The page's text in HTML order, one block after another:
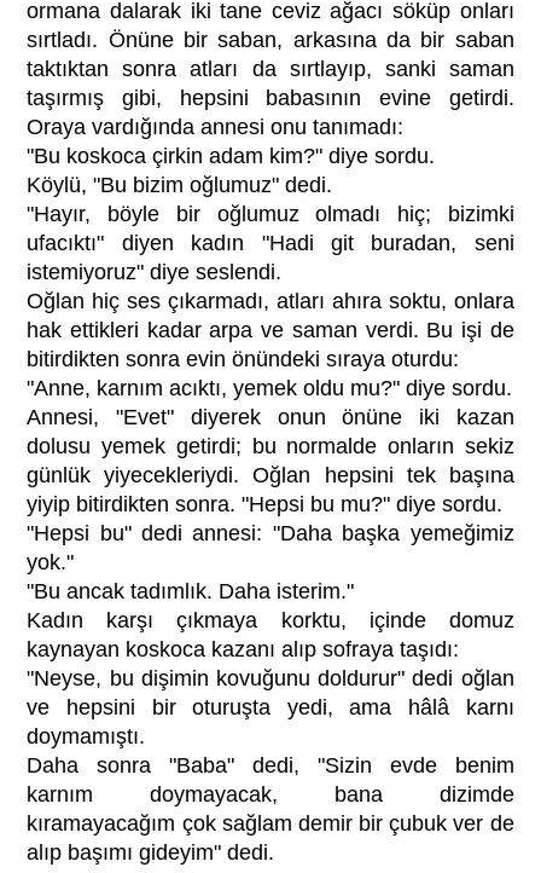
ormana dalarak iki tane ceviz ağacı söküp onları
sırtladı. Önüne bir saban, arkasına da bir saban
taktıktan sonra atları da sırtlayıp, sanki saman
taşırmış gibi, hepsini babasının evine getirdi.
Oraya vardığında annesi onu tanımadı:
"Bu koskoca çirkin adam kim?" diye sordu.
Köylü, "Bu bizim oğlumuz" dedi.
"Hayır, böyle bir oğlumuz olmadı hiç; bizimki
ufacıktı" diyen kadın "Hadi git buradan, seni
istemiyoruz" diye seslendi.
Oğlan hiç ses çıkarmadı, atları ahıra soktu, onlara
hak ettikleri kadar arpa ve saman verdi. Bu işi de
bitirdikten sonra evin önündeki sıraya oturdu:
"Anne, karnım acıktı, yemek oldu mu?" diye sordu.
Annesi, "Evet" diyerek onun önüne iki kazan
dolusu yemek getirdi; bu normalde onların sekiz
günlük yiyecekleriydi. Oğlan hepsini tek başına
yiyip bitirdikten sonra. "Hepsi bu mu?" diye sordu.
"Hepsi bu" dedi annesi: "Daha başka yemeğimiz
yok."
"Bu ancak tadımlık. Daha isterim."
Kadın karşı çıkmaya korktu, içinde domuz
kaynayan koskoca kazanı alıp sofraya taşıdı:
"Neyse, bu dişimin kovuğunu doldurur" dedi oğlan
ve hepsini bir oturuşta yedi, ama hâlâ karnı
doymamıştı.
Daha sonra "Baba" dedi, "Sizin evde benim
karnım doymayacak, bana dizimde
kıramayacağım çok sağlam demir bir çubuk ver de
alıp başımı gideyim" dedi.